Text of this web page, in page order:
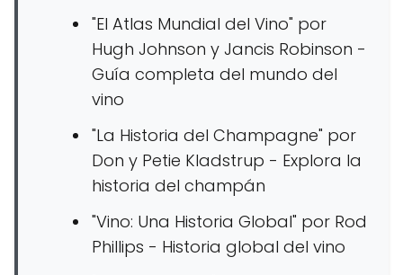
"El Atlas Mundial del Vino" por
Hugh Johnson y Jancis Robinson -
Guía completa del mundo del
vino
"La Historia del Champagne" por
Don y Petie Kladstrup - Explora la
historia del champán
"Vino: Una Historia Global" por Rod
Phillips - Historia global del vino